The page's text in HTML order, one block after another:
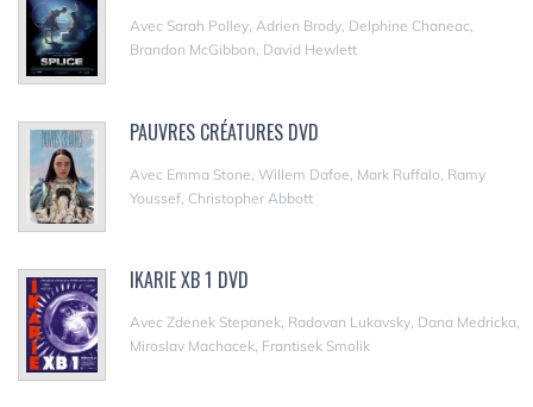
Avec Sarah Polley, Adrien Brody, Delphine Chaneac,
Brandon McGibbon, David Hewlett
PAUVRES CRÉATURES DVD
Avec Emma Stone, Willem Dafoe, Mark Ruffalo, Ramy
Youssef, Christopher Abbott
IKARIE XB 1 DVD
Avec Zdenek Stepanek, Radovan Lukavsky, Dana Medricka,
Miroslav Machacek, Frantisek Smolik